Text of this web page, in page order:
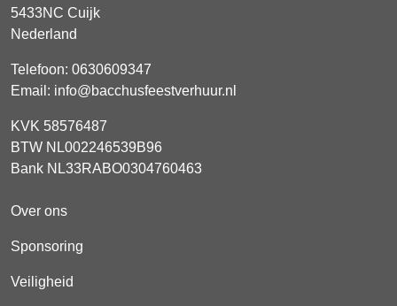
5433NC Cuijk
Nederland
Telefoon: 0630609347
Email: info@bacchusfeestverhuur.nl
KVK 58576487
BTW NL002246539B96
Bank NL33RABO0304760463
Over ons
Sponsoring
Veiligheid